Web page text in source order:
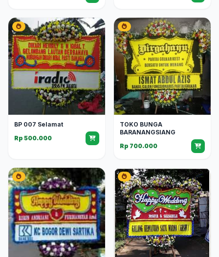
BP 007 Selamat
Rp 500.000
TOKO BUNGA
BARANANGSIANG
Rp 700.000